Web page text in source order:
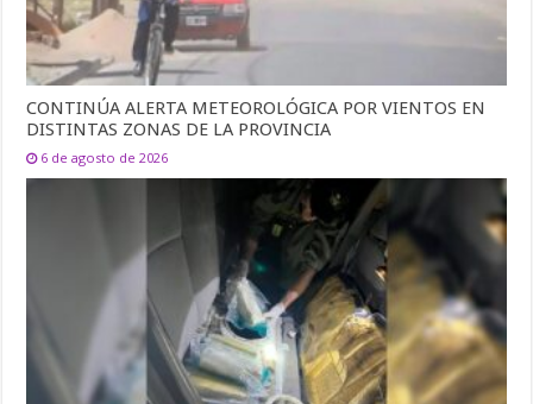
CONTINÚA ALERTA METEOROLÓGICA POR VIENTOS EN
DISTINTAS ZONAS DE LA PROVINCIA
6 de agosto de 2026